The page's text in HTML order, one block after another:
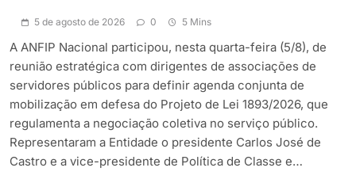
5 de agosto de 2026 0 5 Mins
A ANFIP Nacional participou, nesta quarta-feira (5/8), de
reunião estratégica com dirigentes de associações de
servidores públicos para definir agenda conjunta de
mobilização em defesa do Projeto de Lei 1893/2026, que
regulamenta a negociação coletiva no serviço público.
Representaram a Entidade o presidente Carlos José de
Castro e a vice-presidente de Política de Classe e…